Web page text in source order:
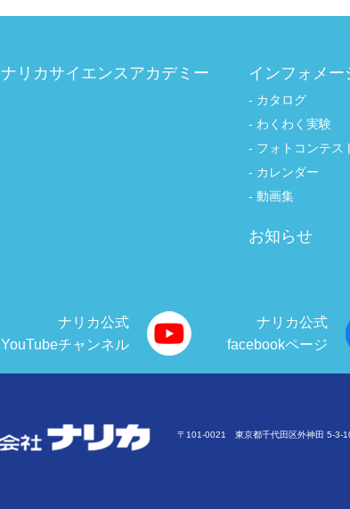
ナリカサイエンスアカデミー インフォメー
カタログ
わくわく実験
フォトコンテス
カレンダー
動画集
お知らせ
ナリカ公式
YouTubeチャンネル
ナリカ公式
facebookページ
〒101-0021 東京都千代田区外神田 5-3-